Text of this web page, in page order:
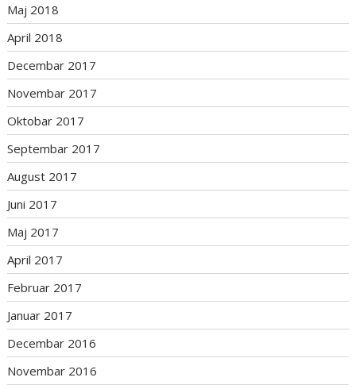
Maj 2018
April 2018
Decembar 2017
Novembar 2017
Oktobar 2017
Septembar 2017
August 2017
Juni 2017
Maj 2017
April 2017
Februar 2017
Januar 2017
Decembar 2016
Novembar 2016